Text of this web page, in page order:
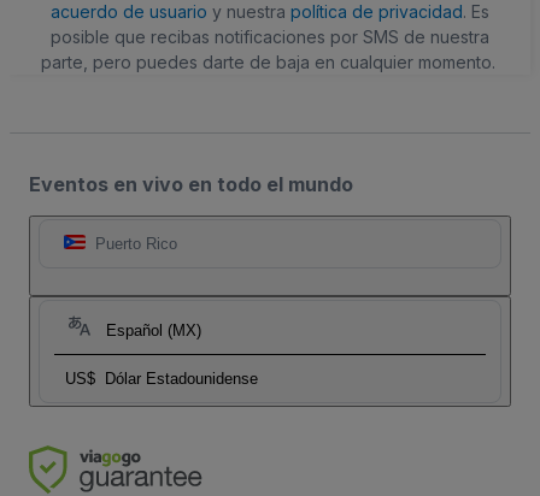
acuerdo de usuario y nuestra política de privacidad. Es
posible que recibas notificaciones por SMS de nuestra
parte, pero puedes darte de baja en cualquier momento.
Eventos en vivo en todo el mundo
Puerto Rico
Español (MX)
US$ Dólar Estadounidense